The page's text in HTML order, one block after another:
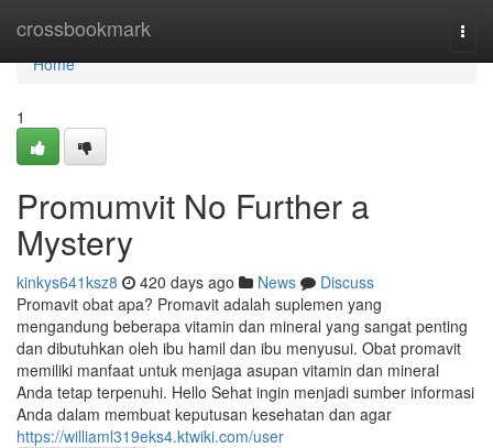
crossbookmark
Home
Home
1
Promumvit No Further a
Mystery
kinkys641ksz8 420 days ago News
Discuss
Promavit obat apa? Promavit adalah suplemen yang
mengandung beberapa vitamin dan mineral yang sangat penting
dan dibutuhkan oleh ibu hamil dan ibu menyusui. Obat promavit
memiliki manfaat untuk menjaga asupan vitamin dan mineral
Anda tetap terpenuhi. Hello Sehat ingin menjadi sumber informasi
Anda dalam membuat keputusan kesehatan dan agar
https://williaml319eks4.ktwiki.com/user